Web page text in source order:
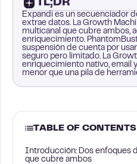
TL;DR
Expandi es un secuenciador
extrae datos. La Growth
multicanal que cubre ambos,
enriquecimiento.
suspensión de cuenta por
seguro pero limitado. La
enriquecimiento nativo, email
menor que una pila de
TABLE OF CONTENTS
Introducción: Dos enfoques
que cubre ambos